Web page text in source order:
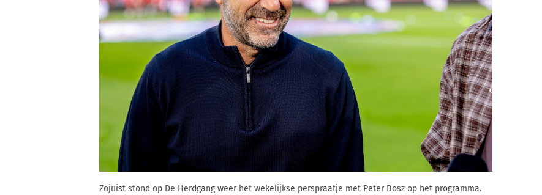
Zojuist stond op De Herdgang weer het wekelijkse perspraatje met Peter Bosz op het programma.